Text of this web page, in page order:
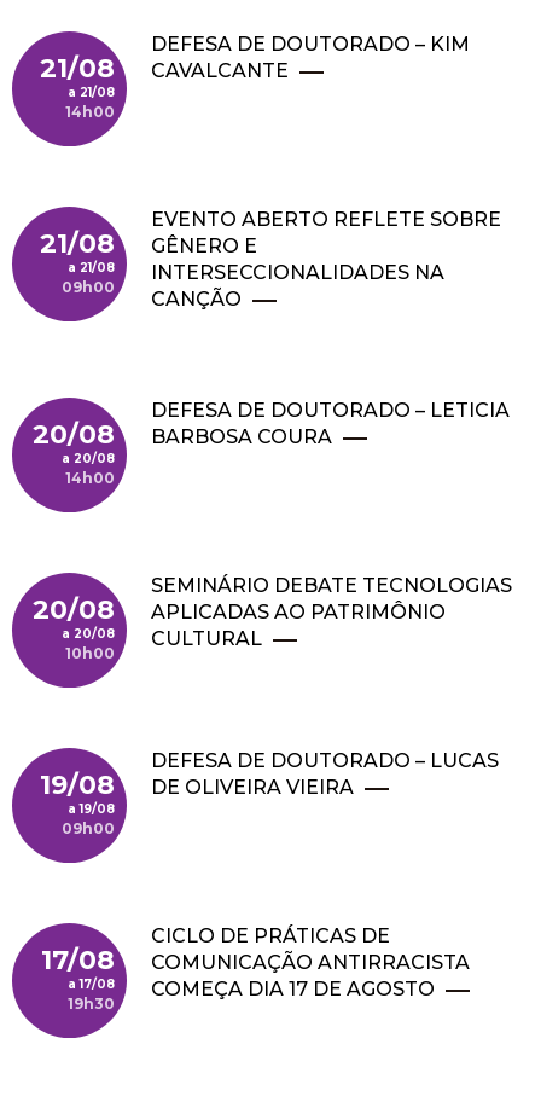
21/08
21/08
14h00
DEFESA DE DOUTORADO – KIM
CAVALCANTE
21/08
21/08
09h00
EVENTO ABERTO REFLETE SOBRE
GÊNERO E
INTERSECCIONALIDADES NA
CANÇÃO
20/08
20/08
14h00
DEFESA DE DOUTORADO – LETICIA
BARBOSA COURA
20/08
20/08
10h00
SEMINÁRIO DEBATE TECNOLOGIAS
APLICADAS AO PATRIMÔNIO
CULTURAL
19/08
19/08
09h00
DEFESA DE DOUTORADO – LUCAS
DE OLIVEIRA VIEIRA
17/08
17/08
19h30
CICLO DE PRÁTICAS DE
COMUNICAÇÃO ANTIRRACISTA
COMEÇA DIA 17 DE AGOSTO